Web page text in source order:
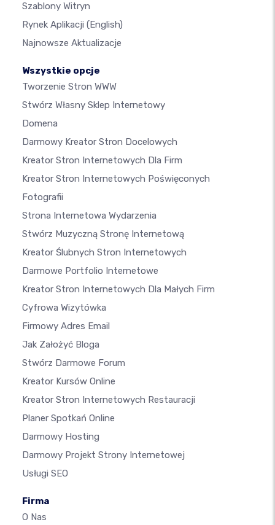
Szablony Witryn
Rynek Aplikacji (English)
Najnowsze Aktualizacje
Wszystkie opcje
Tworzenie Stron WWW
Stwórz Własny Sklep Internetowy
Domena
Darmowy Kreator Stron Docelowych
Kreator Stron Internetowych Dla Firm
Kreator Stron Internetowych Poświęconych
Fotografii
Strona Internetowa Wydarzenia
Stwórz Muzyczną Stronę Internetową
Kreator Ślubnych Stron Internetowych
Darmowe Portfolio Internetowe
Kreator Stron Internetowych Dla Małych Firm
Cyfrowa Wizytówka
Firmowy Adres Email
Jak Założyć Bloga
Stwórz Darmowe Forum
Kreator Kursów Online
Kreator Stron Internetowych Restauracji
Planer Spotkań Online
Darmowy Hosting
Darmowy Projekt Strony Internetowej
Usługi SEO
Firma
O Nas